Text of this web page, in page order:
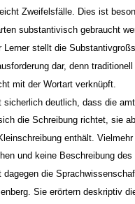
Zweifelsfälle. Dies ist
substantivisch gebraucht
Lerner stellt die
dar, denn
mit der Wortart verknüpft.
sicherlich deutlich, dass die
die Schreibung richtet, sie
enthält.
und keine Beschreibung
die
Sie erörtern deskriptiv